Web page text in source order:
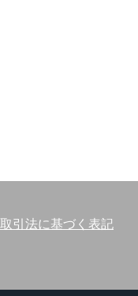
引法に基づく表記